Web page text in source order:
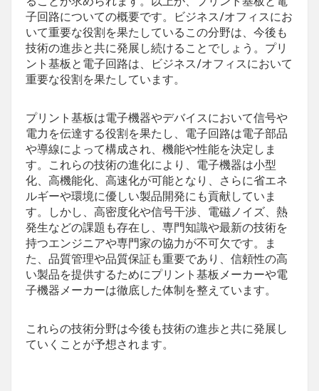
子回路についての概要です。ビジネス/オフィスにお
いて重要な役割を果たしているこの分野は、今後も
技術の進歩と共に発展し続けることでしょう。プリ
ント基板と電子回路は、ビジネス/オフィスにおいて
重要な役割を果たしています。
プリント基板は電子機器やデバイスにおいて信号や
電力を伝達する役割を果たし、電子回路は電子部品
や導線によって構成され、機能や性能を決定しま
す。これらの技術の進化により、電子機器は小型
化、高機能化、高速化が可能となり、さらに省エネ
ルギーや環境に優しい製品開発にも貢献していま
す。しかし、高密度化や信号干渉、電磁ノイズ、熱
発生などの課題も存在し、専門知識や最新の技術を
持つエンジニアや専門家の協力が不可欠です。ま
た、品質管理や品質保証も重要であり、信頼性の高
い製品を提供するためにプリント基板メーカーや電
子機器メーカーは徹底した体制を整えています。
これらの技術分野は今後も技術の進歩と共に発展し
ていくことが予想されます。